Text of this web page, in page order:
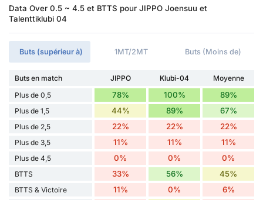
Data Over 0.5 ~ 4.5 et BTTS pour JIPPO Joensuu et
Talenttiklubi 04
Buts (supérieur à) 1MT/2MT Buts (Moins de)
Buts en match JIPPO Klubi-04
Moyenne
Plus de 0,5
78% 100% 89%
Plus de 1,5 44% 89% 67%
Plus de 2,5 22% 22% 22%
Plus de 3,5 11% 11% 11%
Plus de 4,5 0% 0% 0%
BTTS 33% 56% 45%
BTTS & Victoire 11% 0% 6%